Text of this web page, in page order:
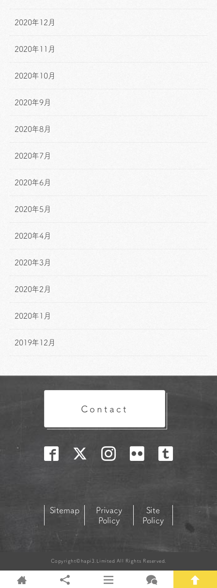
2020年12月
2020年11月
2020年10月
2020年9月
2020年8月
2020年7月
2020年6月
2020年5月
2020年4月
2020年3月
2020年2月
2020年1月
2019年12月
Contact
Sitemap
Privacy
Policy
Site
Policy
Copyright©hapi3.Limited All Rights Reserved.